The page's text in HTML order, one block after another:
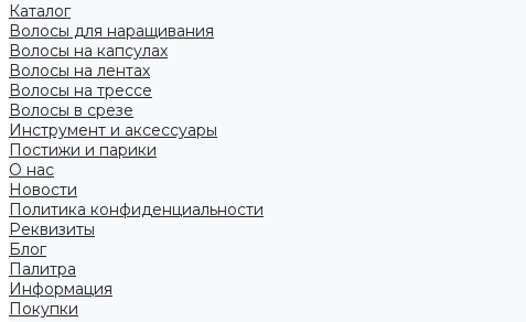
Каталог
Волосы для наращивания
Волосы на капсулах
Волосы на лентах
Волосы на трессе
Волосы в срезе
Инструмент и аксессуары
Постижи и парики
О нас
Новости
Политика конфиденциальности
Реквизиты
Блог
Палитра
Информация
Покупки